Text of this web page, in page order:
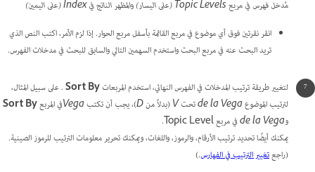
مُدخل فهرس في مربع Topic Levels (على اليسار) والمظهر الناتج في Index (على اليمين)
انقر نقرتين فوق أي موضوع في مربع القائمة بأسفل مربع الحوار. إذا لزم الأمر، اكتب النص الذي
تريد البحث عنه في مربع البحث واستخدم السهمين التالي والسابق للبحث في مدخلات الفهرس.
لتغيير طريقة ترتيب المدخلات في الفهرس النهائي، استخدم المربعاتSort By. على سبيل المثال،
لترتيب الموضوعde la VegaتحتV(بدلاً منD)، يجب أن تكتبVegaفي المربعSort By
وde la Vegaفي مربع Topic Level.
يمكنك أيضًا تحديد ترتيب الأرقام، والرموز، واللغات، ويمكنك تحرير معلومات الترتيب للرموز الصينية.
(راجعتغيير الترتيب في الفهارس.)